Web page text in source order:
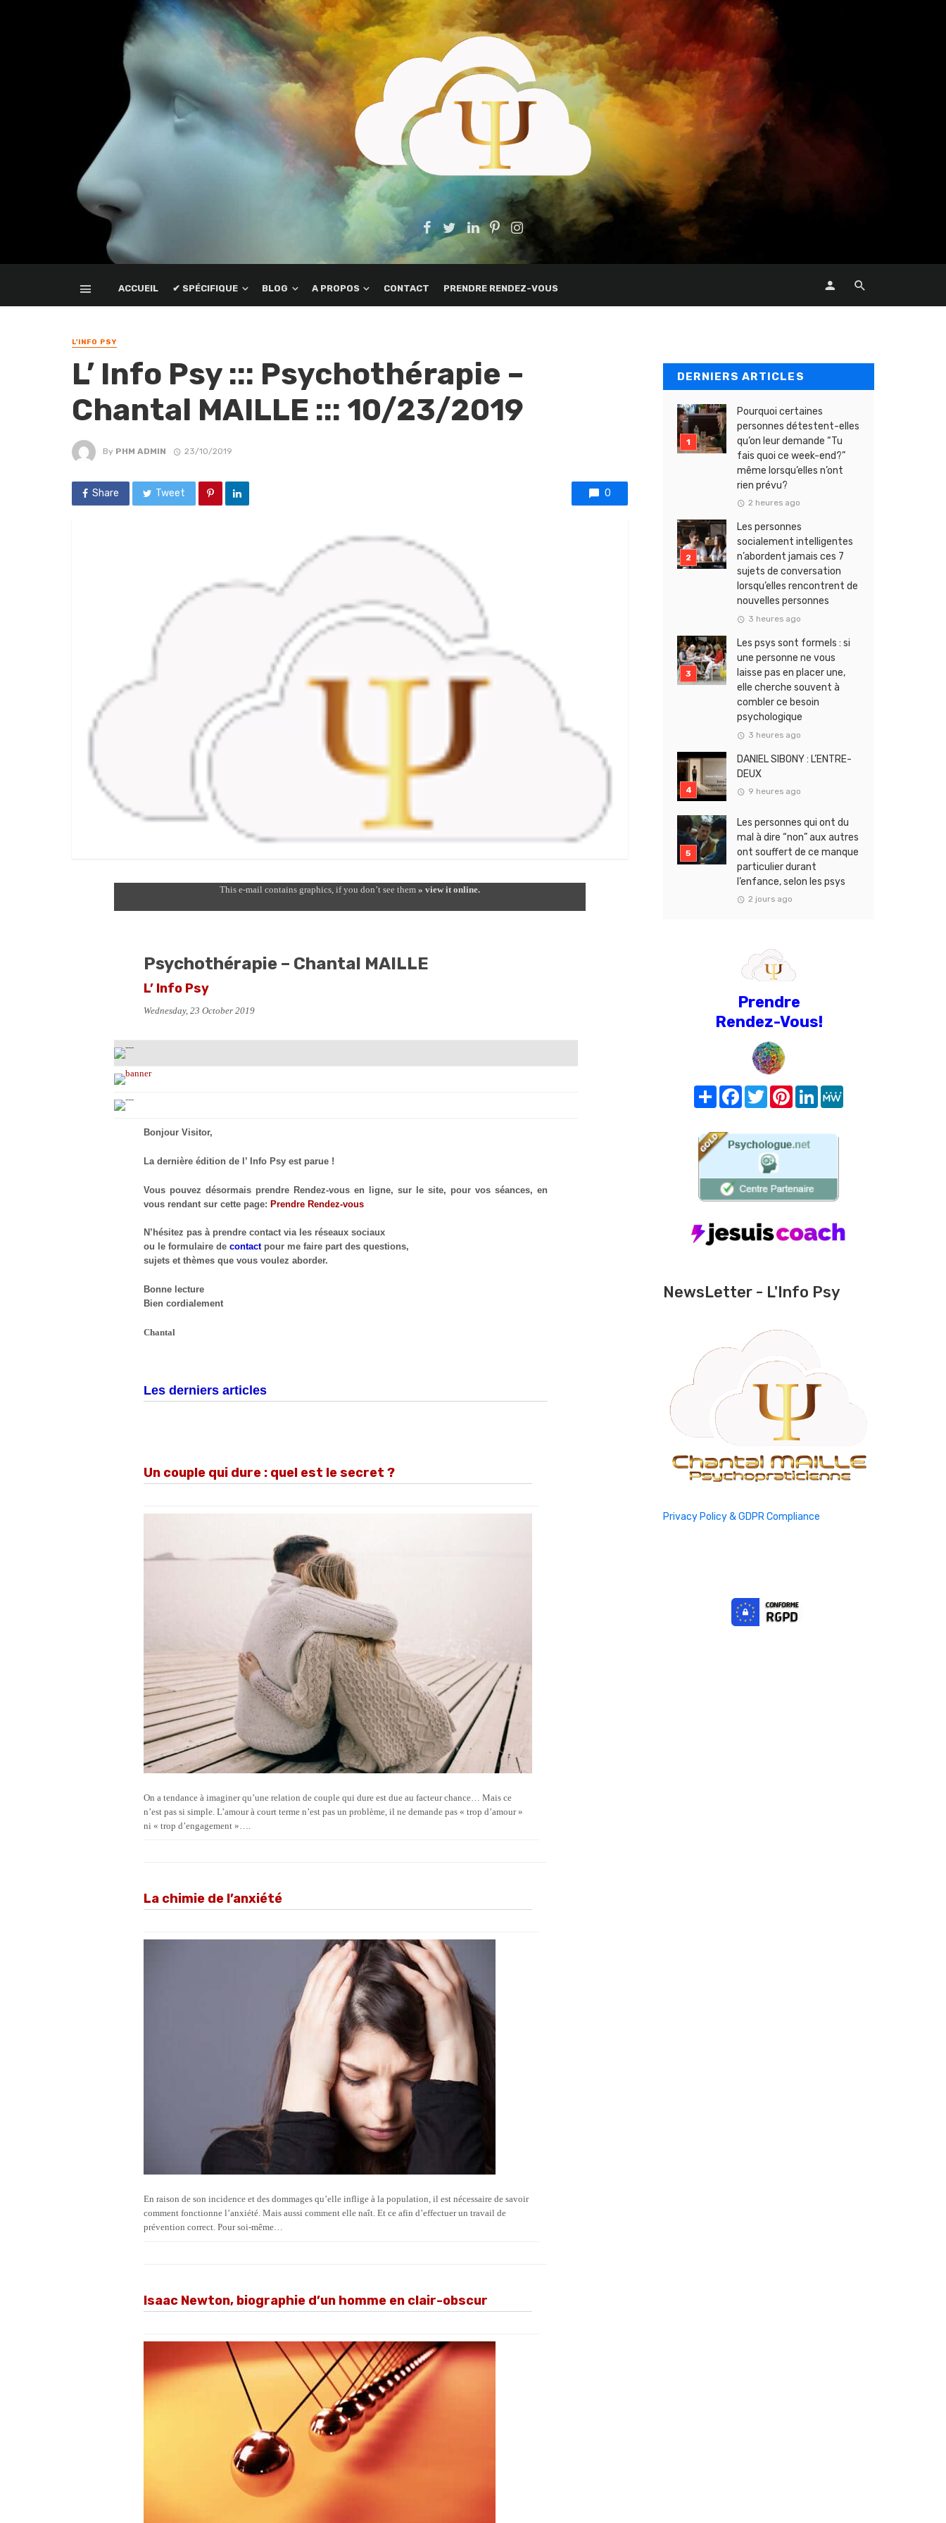
ACCUEIL ✔ SPÉCIFIQUE BLOG A PROPOS CONTACT PRENDRE RENDEZ-VOUS
L'INFO PSY
L’ Info Psy ::: Psychothérapie –
Chantal MAILLE ::: 10/23/2019
By PHM ADMIN 23/10/2019
Share Tweet 0
This e-mail contains graphics, if you don’t see them » view it online.
Psychothérapie – Chantal MAILLE
L’ Info Psy
Wednesday, 23 October 2019
Bonjour Visitor,
La dernière édition de l’ Info Psy est parue !
Vous pouvez désormais prendre Rendez-vous en ligne, sur le site, pour vos séances, en
vous rendant sur cette page:Prendre Rendez-vous
N’hésitez pas à prendre contact via les réseaux sociaux
ou le formulaire decontact pour me faire part des questions,
sujets et thèmes que vous voulez aborder.
Bonne lecture
Bien cordialement
Chantal
Les derniers articles
Un couple qui dure : quel est le secret ?
On a tendance à imaginer qu’une relation de couple qui dure est due au facteur chance… Mais ce
n’est pas si simple. L’amour à court terme n’est pas un problème, il ne demande pas « trop d’amour »
ni « trop d’engagement »….
La chimie de l’anxiété
En raison de son incidence et des dommages qu’elle inflige à la population, il est nécessaire de savoir
comment fonctionne l’anxiété. Mais aussi comment elle naît. Et ce afin d’effectuer un travail de
prévention correct. Pour soi-même…
Isaac Newton, biographie d’un homme en clair-obscur
DERNIERS ARTICLES
Pourquoi certaines
personnes détestent-elles
qu’on leur demande “Tu
fais quoi ce week-end?”
même lorsqu’elles n’ont
rien prévu?
2 heures ago
Les personnes
socialement intelligentes
n’abordent jamais ces 7
sujets de conversation
lorsqu’elles rencontrent de
nouvelles personnes
3 heures ago
Les psys sont formels : si
une personne ne vous
laisse pas en placer une,
elle cherche souvent à
combler ce besoin
psychologique
3 heures ago
DANIEL SIBONY : L’ENTRE-
DEUX
9 heures ago
Les personnes qui ont du
mal à dire “non” aux autres
ont souffert de ce manque
particulier durant
l’enfance, selon les psys
2 jours ago
Prendre
Rendez-Vous!
Share FacebookTwitterPinterest
LinkedIn
NewsLetter - L'Info Psy
Privacy Policy & GDPR Compliance